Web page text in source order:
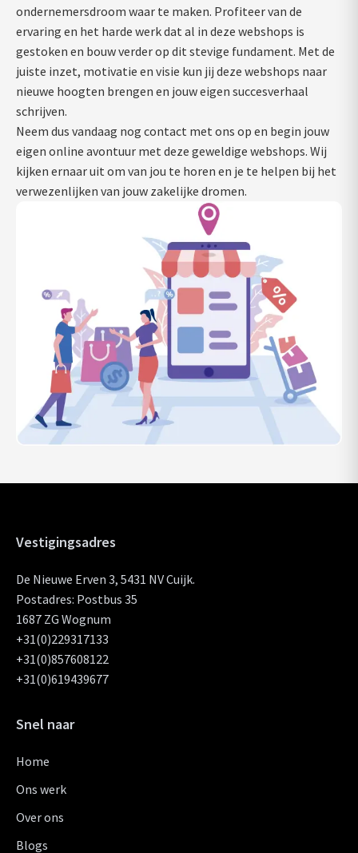
ondernemersdroom waar te maken. Profiteer van de
ervaring en het harde werk dat al in deze webshops is
gestoken en bouw verder op dit stevige fundament. Met de
juiste inzet, motivatie en visie kun jij deze webshops naar
nieuwe hoogten brengen en jouw eigen succesverhaal
schrijven.
Neem dus vandaag nog contact met ons op en begin jouw
eigen online avontuur met deze geweldige webshops. Wij
kijken ernaar uit om van jou te horen en je te helpen bij het
verwezenlijken van jouw zakelijke dromen.
Vestigingsadres
De Nieuwe Erven 3, 5431 NV Cuijk.
Postadres: Postbus 35
1687 ZG Wognum
+31(0)229317133
+31(0)857608122
+31(0)619439677
Snel naar
Home
Ons werk
Over ons
Blogs